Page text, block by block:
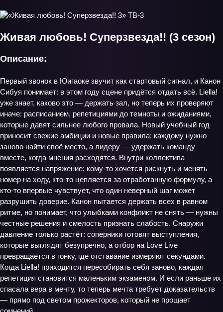
Живая любовь! Суперзвезда!! (3 сезон)
Описание:
Первый звонок в Юигаоке звучит как стартовый сигнал, и Канон
Сибуя понимает: в этом году сцене придётся отдать всё. Liella!
уже знает, каково это — держать зал, но теперь их проверяют
иначе: расписанием, репетициями до темноты и ожиданиями,
которые давят сильнее любого провала. Новый учебный год
приносит свежие амбиции и новые правила: каждому нужно
заново найти своё место, а лидеру — удержать команду
вместе, когда мнения расходятся. Внутри коллектива
появляется напряжение: кому-то хочется рискнуть и менять
номер на ходу, кто-то цепляется за отработанную формулу, а
кто-то впервые чувствует, что один неверный шаг может
разрушить доверие. Канон пытается держать всех в равном
ритме, но понимает, что улыбками конфликт не снять — нужны
честные решения и смелость признать слабость. Снаружи
давление только растёт: соперники готовят выступления,
которые выглядят безупречно, а отбор на Love Live
превращается в гонку, где отставание измеряют секундами.
Когда Liella! приходится пересобирать себя заново, каждая
репетиция становится маленьким экзаменом. И если раньше их
спасала вера в мечту, то теперь мечта требует доказательств
— прямо под светом прожекторов, который не прощает